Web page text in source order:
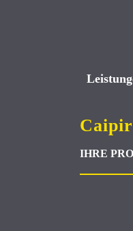
IHRE